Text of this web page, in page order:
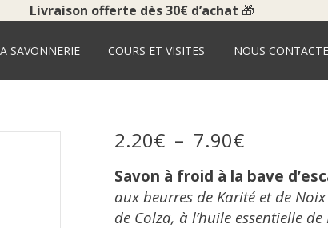
Livraison offerte dès 30€ d’achat 🎁
SAVONNERIE COURS ET VISITES NOUS
ET VISITES
CONTACTER
LES PROS
2.20€ – 7.90€
Savon à froid à la bave
aux beurres de Karité et de
de Colza, à l’huile essentielle